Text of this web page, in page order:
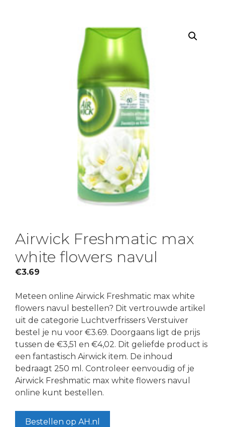
Airwick Freshmatic max
white flowers navul
€3.69
Meteen online Airwick Freshmatic max white
flowers navul bestellen? Dit vertrouwde artikel
uit de categorie Luchtverfrissers Verstuiver
bestel je nu voor €3.69. Doorgaans ligt de prijs
tussen de €3,51 en €4,02. Dit geliefde product is
een fantastisch Airwick item. De inhoud
bedraagt 250 ml. Controleer eenvoudig of je
Airwick Freshmatic max white flowers navul
online kunt bestellen.
Bestellen op AH.nl